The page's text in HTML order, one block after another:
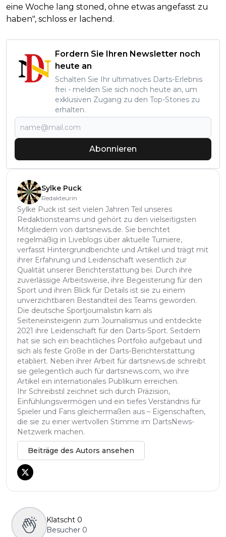
eine Woche lang stoned, ohne etwas angefasst zu
haben", schloss er lachend.
Fordern Sie Ihren Newsletter noch
heute an
Schalten Sie Ihr ultimatives Darts-Erlebnis
frei - melden Sie sich noch heute an, um
exklusiven Zugang zu den Top-Stories zu
erhalten.
Abonnieren
Sylke Puck
Redakteurin
Sylke Puck ist seit vielen Jahren Teil unseres
Redaktionsteams und gehört zu den vielseitigsten
Mitgliedern von dartsnews.de. Sie berichtet
regelmäßig in Liveblogs über aktuelle Turniere,
verfasst Hintergrundberichte und Artikel und trägt mit
ihrer Erfahrung und Leidenschaft wesentlich zur
Qualität unserer Berichterstattung bei. Durch ihre
zuverlässige Arbeitsweise, ihre Begeisterung für den
Sport und ihren Blick für Details ist sie zu einem
unverzichtbaren Bestandteil des Teams geworden.
Die deutsche Sportjournalistin kam als
Seiteneinsteigerin zum Journalismus und entdeckte
2021 ihre Leidenschaft für den Darts-Sport. Seitdem
hat sie sich ein beachtliches Portfolio aufgebaut und
sich als feste Größe in der Darts-Berichterstattung
etabliert. Neben ihrer Arbeit für dartsnews.de schreibt
sie gelegentlich auch für dartsnews.com, wo ihre
Artikel ein internationales Publikum erreichen.
Ihr Schreibstil zeichnet sich durch Präzision,
Einfühlungsvermögen und ein tiefes Verständnis für
Spieler und Fans gleichermaßen aus – Eigenschaften,
die sie zu einer wertvollen Stimme im DartsNews-
Netzwerk machen.
Beiträge des Autors ansehen
Klatscht 0
Besucher 0